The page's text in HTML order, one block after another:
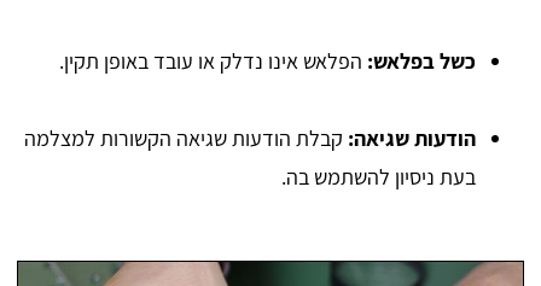
כשל בפלאש: הפלאש אינו נדלק או עובד באופן תקין.
הודעות שגיאה: קבלת הודעות שגיאה הקשורות למצלמה
בעת ניסיון להשתמש בה.